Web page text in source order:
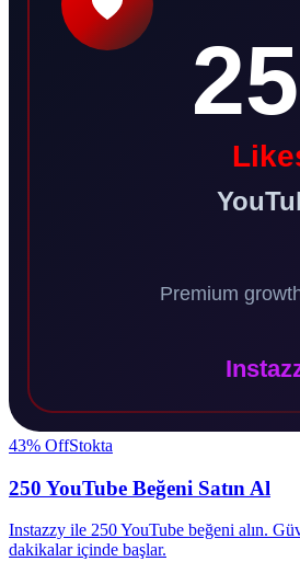
43% OffStokta
250 YouTube Beğeni Satın Al
Instazzy ile 250 YouTube beğeni alın.
dakikalar içinde başlar.